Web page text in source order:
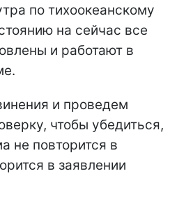
по тихоокеанскому
на сейчас все
и работают в
и проведем
чтобы убедиться,
не повторится в
в заявлении